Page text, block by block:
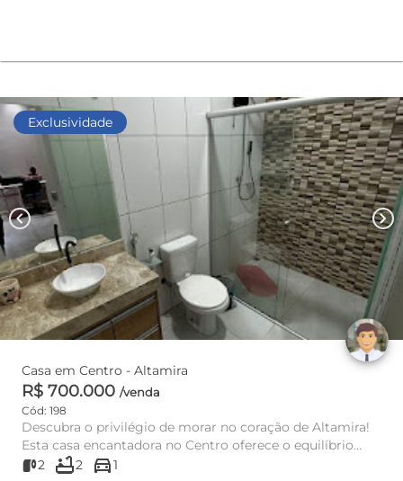
Exclusividade
chevron_left chevron_right
Casa em Centro - Altamira
R$ 700.000 /venda
Cód: 198
Descubra o privilégio de morar no coração de Altamira!
Esta casa encantadora no Centro oferece o equilíbrio
perfeito en...
2 bathtub2 directions_car1